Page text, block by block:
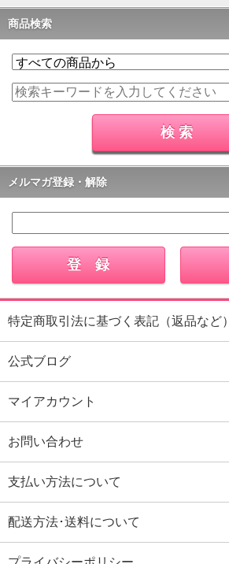
商品検索
メルマガ登録・解除
特定商取引法に基づく表記（返品など）
公式ブログ
マイアカウント
お問い合わせ
支払い方法について
配送方法･送料について